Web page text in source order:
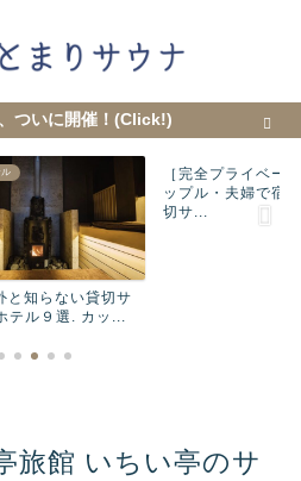
ついに開催！(Click!)
と知らない貸切サ
テル９選. カッ...
サウナ＆ホテル
［完全プライベー
ップル・夫婦で宿
切サ...
旅館 いちい亭のサ